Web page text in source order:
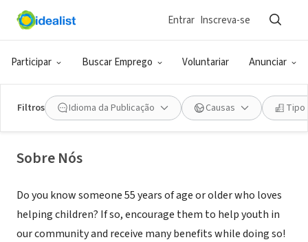
Participar Buscar Emprego Voluntariar Anunciar
Entrar Inscreva-se
Filtros Idioma da Publicação Causas Tipo
ONG (SETOR SOCIAL)
Foster Grandparent Program--
Yakima and Kittitas Counties
Yakima, WA
Sobre Nós
Do you know someone 55 years of age or older who loves
helping children? If so, encourage them to help youth in
our community and receive many benefits while doing so!